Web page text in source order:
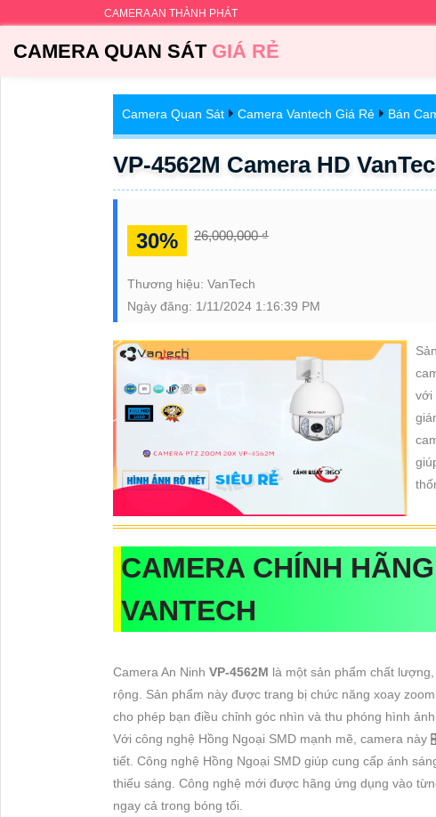
CAMERA AN THÀNH PHÁT
CAMERA QUAN SÁTGIÁ RẺ
Camera Quan Sát Camera Vantech Giá Rẻ Bán
VP-4562M Camera HD
30% 26,000,000 ₫
Thương hiệu: VanTech
Ngày đăng: 1/11/2024 1:16:39 PM
với
CAMERA CHÍNH HÃNG
VANTECH
Camera An Ninh VP-4562M là một sản phẩm chất
rộng. Sản phẩm này được trang bị chức năng xoay
cho phép bạn điều chỉnh góc nhìn và thu phóng hình
Với công nghệ Hồng Ngoại SMD mạnh mẽ, camera này
tiết. Công nghệ Hồng Ngoại SMD giúp cung cấp ánh
thiếu sáng. Công nghệ mới được hãng ứng dụng vào
ngay cả trong bóng tối.